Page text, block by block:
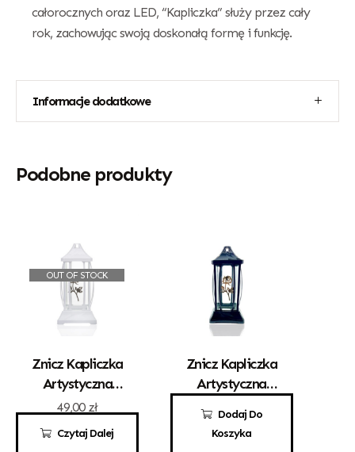
całorocznych oraz LED, “Kapliczka” służy przez cały
rok, zachowując swoją doskonałą formę i funkcję.
Informacje dodatkowe
Podobne produkty
OUT OF STOCK
Czytaj Dalej
Znicz Kapliczka
Artystyczna
„Gracja” Mała
Biała Z
Różyczką
49,00 zł
Dodaj Do
Koszyka
Znicz Kapliczka
Artystyczna
Czarna Z
Różyczką
49,00 zł